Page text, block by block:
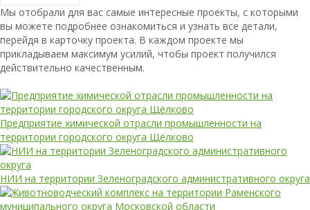
Мы отобрали для вас самые интересные проекты, с которыми
вы можете подробнее ознакомиться и узнать все детали,
перейдя в карточку проекта. В каждом проекте мы
прикладываем максимум усилий, чтобы проект получился
действительно качественным.
Предприятие химической отрасли промышленности на
территории городского округа Щёлково
НИИ на территории Зеленоградского административного округа